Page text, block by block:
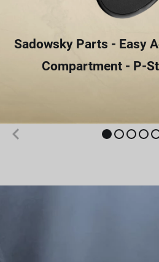
Sadowsky Parts - Easy
Compartment - P-